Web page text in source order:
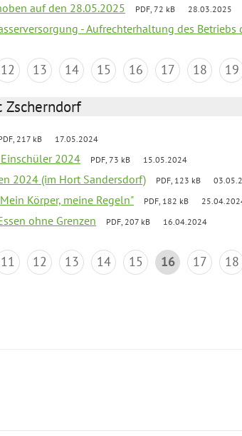
auf den 28.05.2025 PDF, 72 kB 28.03.2025
- Aufrechterhaltung des Betriebs
12 13 14 15 16 17 18 19
217 kB 17.05.2024
2024 PDF, 73 kB 15.05.2024
2024 (im Hort Sandersdorf) PDF, 123 kB
Körper, meine Regeln" PDF, 182 kB
ohne Grenzen PDF, 207 kB 16.04.2024
11 12 13 14 15 16 17 18